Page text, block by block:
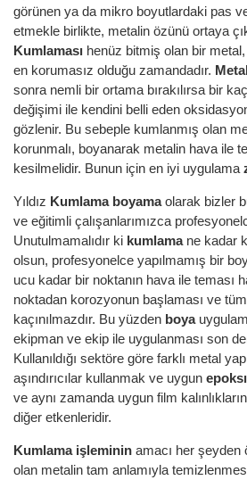
görünen ya da mikro boyutlardaki pas
etmekle birlikte, metalin özünü ortaya
Kumlaması henüz bitmiş olan bir
en korumasız olduğu zamandadır.
sonra nemli bir ortama bırakılırsa bir
değişimi ile kendini belli eden
gözlenir. Bu sebeple kumlanmış olan
korunmalı, boyanarak metalin hava ile
kesilmelidir. Bunun için en iyi uygulama
Yıldız Kumlama boyamaolarak bizler
ve eğitimli çalışanlarımızca
Unutulmamalıdır ki kumlamane kadar
olsun, profesyonelce yapılmamış bir
ucu kadar bir noktanın hava ile teması
noktadan korozyonun başlaması ve
kaçınılmazdır. Bu yüzden boya
ekipman ve ekip ile uygulanması son
Kullanıldığı sektöre göre farklı metal
aşındırıcılar kullanmak ve uygun
ve aynı zamanda uygun film
diğer etkenleridir.
Kumlama işleminin amacı her şeyden
olan metalin tam anlamıyla